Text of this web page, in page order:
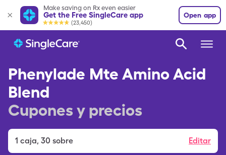
Make saving on Rx even easier
Get the Free SingleCare app
(23,450)
Open app
Phenylade Mte Amino Acid
Blend
Cupones y precios
1 caja, 30 sobre Editar